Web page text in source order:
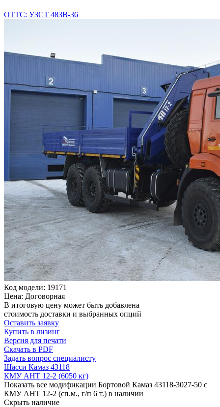
ОТТС: УЗСТ 483В-36
Код модели: 19171
Цена: Договорная
В итоговую цену может быть добавлена
стоимость доставки и выбранных опций
Оставить заявку
Купить в лизинг
Версия для печати
Скачать в PDF
Задать вопрос специалисту
Шасси Камаз 43118
КМУ АНТ 12-2 (6050 кг)
Показать все модификации Бортовой Камаз 43118-3027-50 с
КМУ АНТ 12-2 (сп.м., г/п 6 т.) в наличии
Скрыть наличие